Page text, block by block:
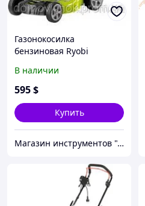
Газонокосилка
бензиновая Ryobi
В наличии
595$
Купить
Магазин инструментов "Домовичок"